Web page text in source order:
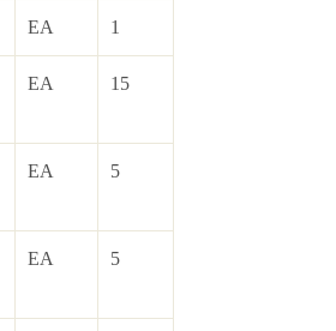
EA 1
EA 15
EA 5
EA 5